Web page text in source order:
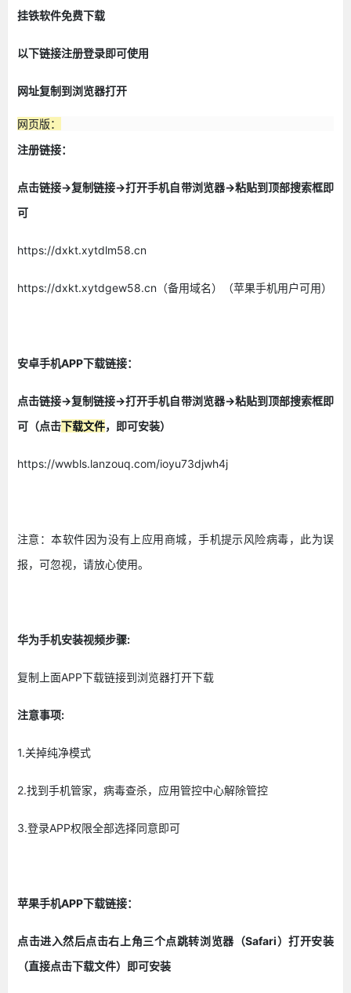
挂铁软件免费下载
以下链接注册登录即可使用
网址复制到浏览器打开
网页版：
注册链接：
点击链接->复制链接->打开手机自带浏览器->粘贴到顶部搜索框即
可
https://dxkt.xytdlm58.cn
https://dxkt.xytdgew58.cn（备用域名）（苹果手机用户可用）
安卓手机APP下载链接：
点击链接->复制链接->打开手机自带浏览器->粘贴到顶部搜索框即
可（点击下载文件，即可安装）
https://wwbls.lanzouq.com/ioyu73djwh4j
注意：本软件因为没有上应用商城，手机提示风险病毒，此为误
报，可忽视，请放心使用。
华为手机安装视频步骤:
复制上面APP下载链接到浏览器打开下载
注意事项:
1.关掉纯净模式
2.找到手机管家，病毒查杀，应用管控中心解除管控
3.登录APP权限全部选择同意即可
苹果手机APP下载链接：
点击进入然后点击右上角三个点跳转浏览器（Safari）打开安装
（直接点击下载文件）即可安装